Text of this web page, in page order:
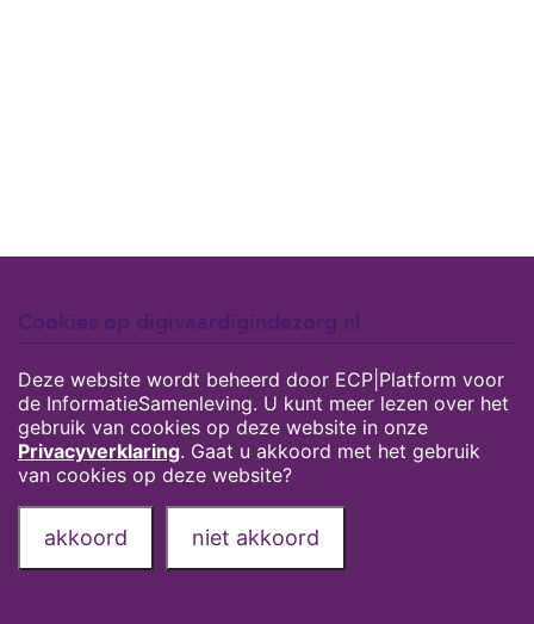
Cookies op digivaardigindezorg.nl
Deze website wordt beheerd door ECP|Platform voor
de InformatieSamenleving. U kunt meer lezen over het
gebruik van cookies op deze website in onze
Privacyverklaring. Gaat u akkoord met het gebruik
van cookies op deze website?
akkoord niet akkoord